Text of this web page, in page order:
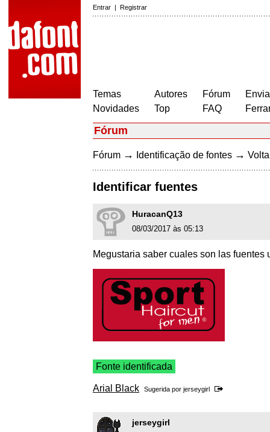
Entrar | Registrar
Temas
Novidades
Autores
Top
Fórum
FAQ
Fórum
Fórum → Identificação de fontes →
Identificar fuentes
HuracanQ13
08/03/2017 às 05:13
Megustaria saber cuales son las fuentes
Fonte identificada
Arial Black Sugerida por jerseygirl
jerseygirl